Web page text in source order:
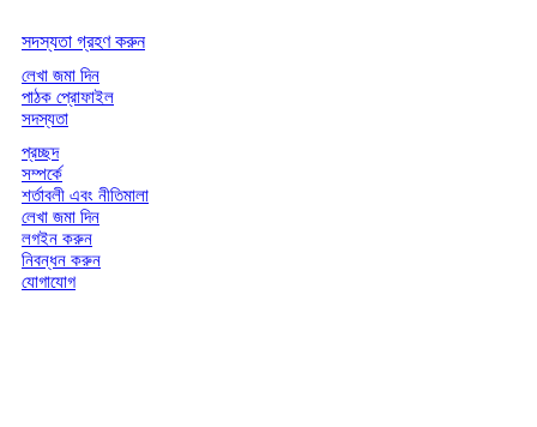
সদস্যতা গ্রহণ করুন
লেখা জমা দিন
পাঠক প্রোফাইল
সদস্যতা
প্রচ্ছদ
সম্পর্কে
শর্তাবলী এবং নীতিমালা
লেখা জমা দিন
লগইন করুন
নিবন্ধন করুন
যোগাযোগ